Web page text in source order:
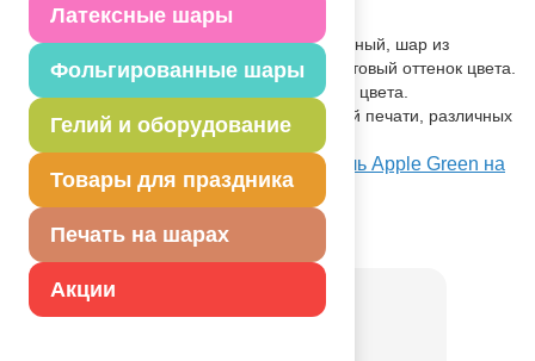
Латексные шары
Фольгированные шары
Гелий и оборудование
Товары для праздника
Печать на шарах
Акции
Описание товара
Олимпийский шар. Одноцветный, огромный, шар из
натурального латекса. Тип пастель - матовый оттенок цвета.
Допускаются разводы по насыщенности цвета.
Используется в оформлении, рекламной печати, различных
акциях - сброс, запуск и т.п.
Посмотреть РА 350/008 Олимп пастель Apple Green на
Портале оптовых закупок
Товар из коллекцииЗеленая